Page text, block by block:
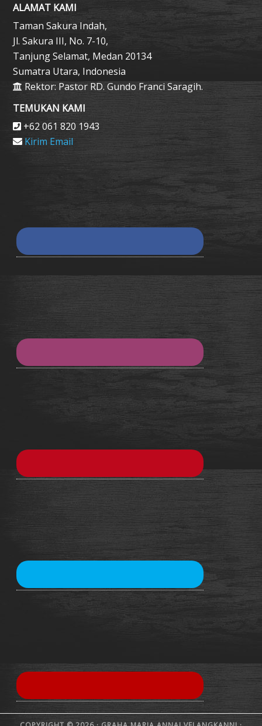
ALAMAT KAMI
Taman Sakura Indah,
Jl. Sakura III, No. 7-10,
Tanjung Selamat, Medan 20134
Sumatra Utara, Indonesia
Rektor: Pastor RD. Gundo Franci Saragih.
TEMUKAN KAMI
+62 061 820 1943
Kirim Email